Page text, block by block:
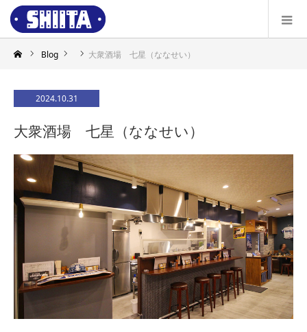
Blog 大衆酒場 七星（ななせい）
2024.10.31
大衆酒場 七星（ななせい）